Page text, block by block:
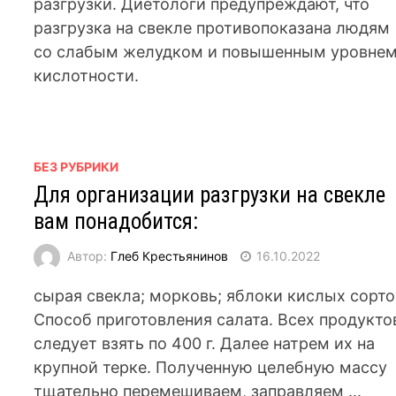
разгрузки. Диетологи предупреждают, что
разгрузка на свекле противопоказана людям
со слабым желудком и повышенным уровнем
кислотности.
БЕЗ РУБРИКИ
Для организации разгрузки на свекле
вам понадобится:
Автор: Глеб Крестьянинов 16.10.2022
сырая свекла; морковь; яблоки кислых
Способ приготовления салата. Всех
следует взять по 400 г. Далее натрем их на
крупной терке. Полученную целебную массу
тщательно перемешиваем, заправляем ...